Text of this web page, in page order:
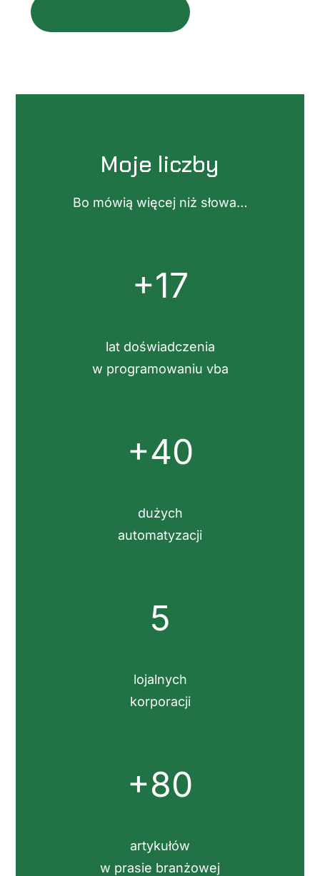
Moje liczby
Bo mówią więcej niż słowa…
+17
lat doświadczenia
w programowaniu vba
+40
dużych
automatyzacji
5
lojalnych
korporacji
+80
artykułów
w prasie branżowej